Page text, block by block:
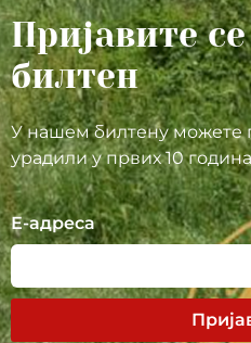
Пријавите
билтен
У нашем билтену можете
урадили у првих 10 година
Е-адреса